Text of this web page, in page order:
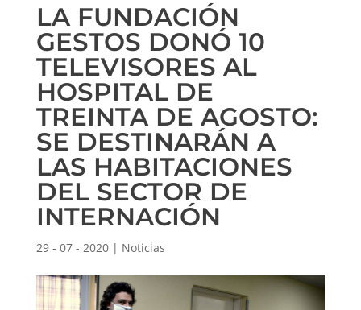
LA FUNDACIÓN
GESTOS DONÓ 10
TELEVISORES AL
HOSPITAL DE
TREINTA DE AGOSTO:
SE DESTINARÁN A
LAS HABITACIONES
DEL SECTOR DE
INTERNACIÓN
29 - 07 - 2020| Noticias